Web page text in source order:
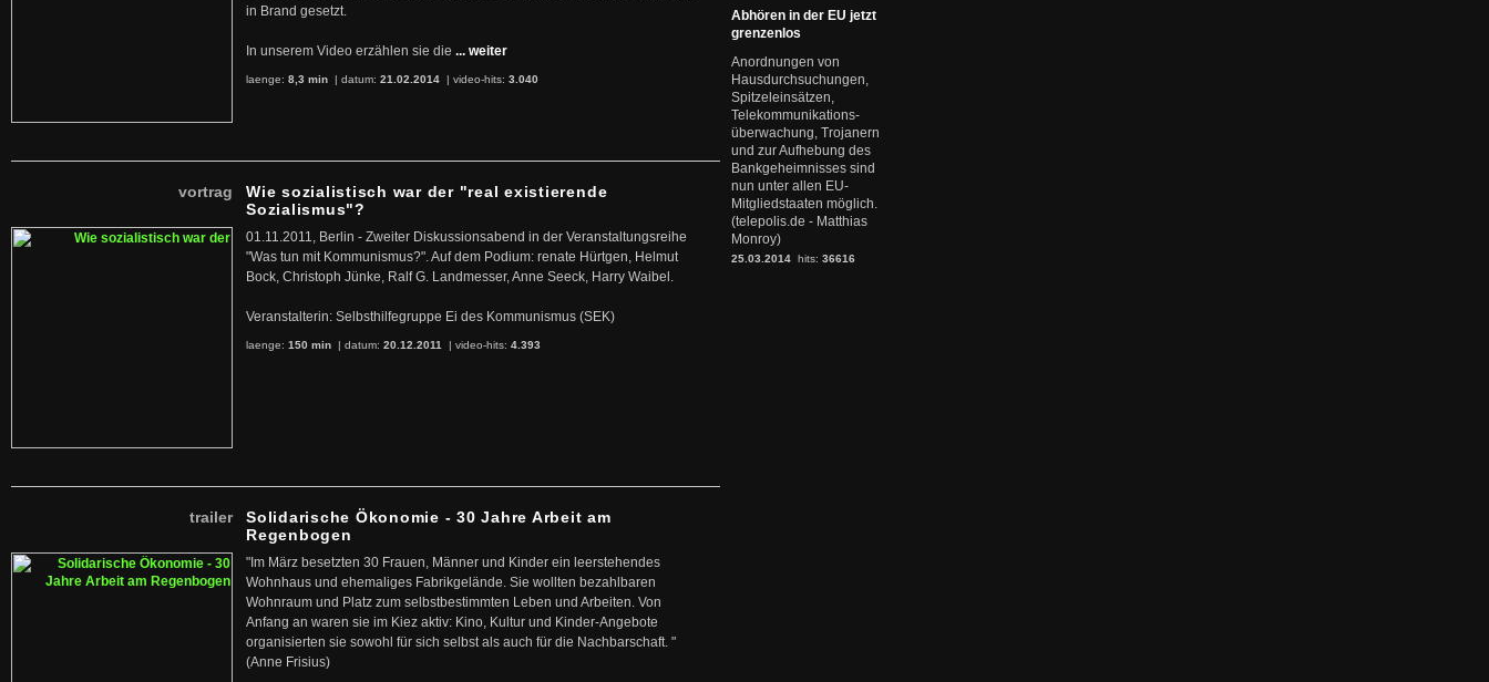
in Brand gesetzt.
In unserem Video erzählen sie die ... weiter
laenge: 8,3 min | datum: 21.02.2014 | video-hits: 3.040
vortrag
Wie sozialistisch war der "real existierende
Sozialismus"?
01.11.2011, Berlin - Zweiter Diskussionsabend in der Veranstaltungsreihe
"Was tun mit Kommunismus?". Auf dem Podium: renate Hürtgen, Helmut
Bock, Christoph Jünke, Ralf G. Landmesser, Anne Seeck, Harry Waibel.
Veranstalterin: Selbsthilfegruppe Ei des Kommunismus (SEK)
laenge: 150 min | datum: 20.12.2011 | video-hits: 4.393
trailer
Solidarische Ökonomie - 30 Jahre Arbeit am
Regenbogen
"Im März besetzten 30 Frauen, Männer und Kinder ein leerstehendes
Wohnhaus und ehemaliges Fabrikgelände. Sie wollten bezahlbaren
Wohnraum und Platz zum selbstbestimmten Leben und Arbeiten. Von
Anfang an waren sie im Kiez aktiv: Kino, Kultur und Kinder-Angebote
organisierten sie sowohl für sich selbst als auch für die Nachbarschaft. "
(Anne Frisius)
Abhören in der EU jetzt
grenzenlos
Anordnungen von
Hausdurchsuchungen,
Spitzeleinsätzen,
Telekommunikations-
überwachung, Trojanern
und zur Aufhebung des
Bankgeheimnisses sind
nun unter allen EU-
Mitgliedstaaten möglich.
(telepolis.de - Matthias
Monroy)
25.03.2014 hits: 36616